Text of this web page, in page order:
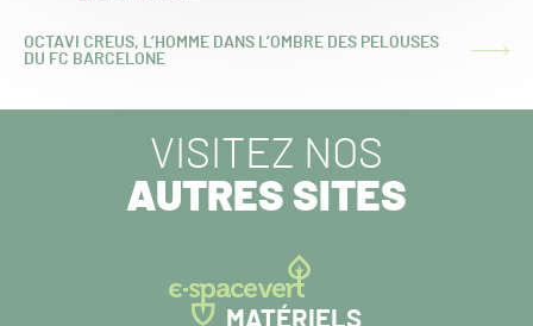
ARTICLE
OCTAVI CREUS, L’HOMME DANS L’OMBRE DES PELOUSES
DU FC BARCELONE
VISITEZ NOS
AUTRES SITES
MATÉRIELS